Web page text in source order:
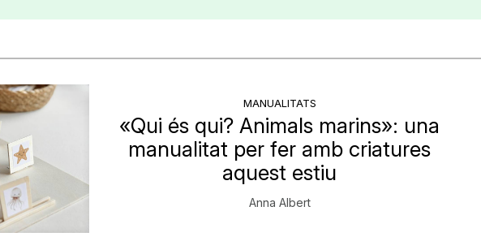
MANUALITATS
«Qui és qui? Animals marins»: una
manualitat per fer amb criatures
aquest estiu
Anna Albert